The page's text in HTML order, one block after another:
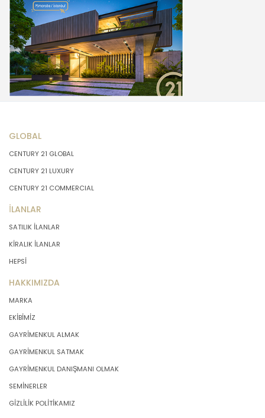
GLOBAL
CENTURY 21 GLOBAL
CENTURY 21 LUXURY
CENTURY 21 COMMERCIAL
İLANLAR
SATILIK İLANLAR
KİRALIK İLANLAR
HEPSİ
HAKKIMIZDA
MARKA
EKİBİMİZ
GAYRİMENKUL ALMAK
GAYRİMENKUL SATMAK
GAYRİMENKUL DANIŞMANI OLMAK
SEMİNERLER
GİZLİLİK POLİTİKAMIZ